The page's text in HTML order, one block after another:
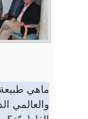
ماهي
والعالمي